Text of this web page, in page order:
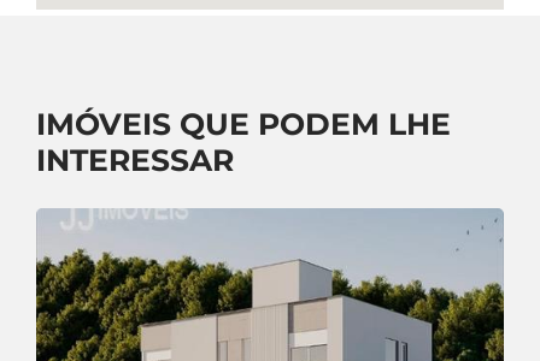
IMÓVEIS QUE PODEM LHE
INTERESSAR